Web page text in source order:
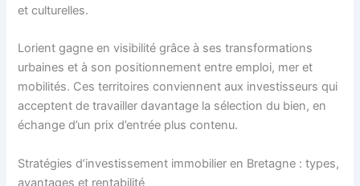
et culturelles.
Lorient gagne en visibilité grâce à ses transformations
urbaines et à son positionnement entre emploi, mer et
mobilités. Ces territoires conviennent aux investisseurs qui
acceptent de travailler davantage la sélection du bien, en
échange d’un prix d’entrée plus contenu.
Stratégies d’investissement immobilier en Bretagne : types,
avantages et rentabilité